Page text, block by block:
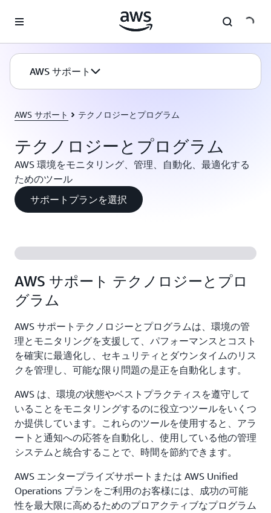
AWS サポート
AWS サポート テクノロジーとプログラム
テクノロジーとプログラム
AWS 環境をモニタリング、管理、自動化、最適化する
ためのツール
サポートプランを選択
AWS サポート テクノロジーとプロ
グラム
AWS サポートテクノロジーとプログラムは、環境の管
理とモニタリングを支援して、パフォーマンスとコスト
を確実に最適化し、セキュリティとダウンタイムのリス
クを管理し、可能な限り問題の是正を自動化します。
AWS は、環境の状態やベストプラクティスを遵守して
いることをモニタリングするのに役立つツールをいくつ
か提供しています。これらのツールを使用すると、アラ
ートと通知への応答を自動化し、使用している他の管理
システムと統合することで、時間を節約できます。
AWS エンタープライズサポートまたは AWS Unified
Operations プランをご利用のお客様には、成功の可能
性を最大限に高めるためのプロアクティブなプログラム